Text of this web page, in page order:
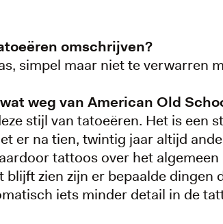
omschrijven?
simpel maar niet te verwarren
weg van American Old
stijl van tatoeëren. Het is een
er na tien, twintig jaar altijd
tattoos over het
blijft zien zijn er bepaalde
iets minder detail in de